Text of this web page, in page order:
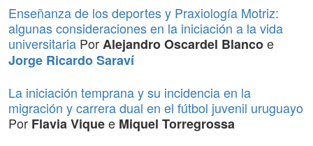
Enseñanza de los deportes y Praxiología Motriz:
algunas consideraciones en la iniciación a la vida
universitaria PorAlejandro Oscardel Blancoe
Jorge Ricardo Saraví
La iniciación temprana y su incidencia en la
migración y carrera dual en el fútbol juvenil uruguayo
Por Flavia Viquee Miquel Torregrossa